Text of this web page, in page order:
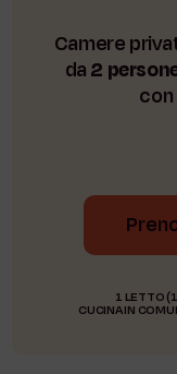
Camere
da2
1 LETTO
CUCINA IN